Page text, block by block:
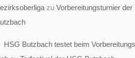
zu Vorbereitungsturnier der
HSG Butzbach testet beim